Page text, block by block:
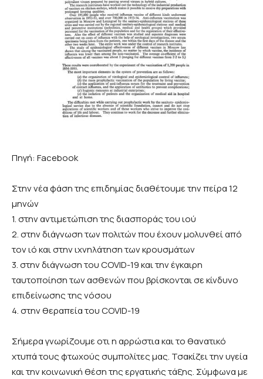
Πηγή: Facebook
Στην νέα φάση της επιδημίας διαθέτουμε την πείρα 12
μηνών
1. στην αντιμετώπιση της διασποράς του ιού
2. στην διάγνωση των πολιτών που έχουν μολυνθεί από
τον ιό και στην ιχνηλάτηση των κρουσμάτων
3. στην διάγνωση του COVID-19 και την έγκαιρη
ταυτοποίηση των ασθενών που βρίσκονται σε κίνδυνο
επιδείνωσης της νόσου
4. στην θεραπεία του COVID-19
Σήμερα γνωρίζουμε οτι η αρρώστια και το θανατικό
χτυπά τους φτωχούς συμπολίτες μας. Τσακίζει την υγεία
και την κοινωνική θέση της εργατικής τάξης. Σύμφωνα με